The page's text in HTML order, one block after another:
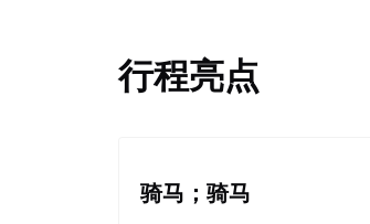
行程亮点
骑马；骑马